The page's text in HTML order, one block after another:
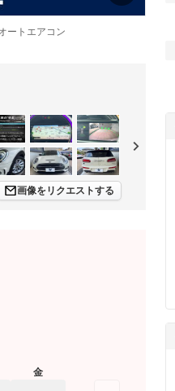
トエアコン
画像をリクエストする
金